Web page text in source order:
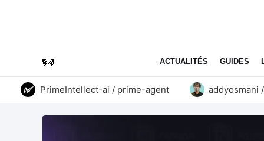
ACTUALITÉS GUIDES
PrimeIntellect-ai / prime-agent addyosmani /